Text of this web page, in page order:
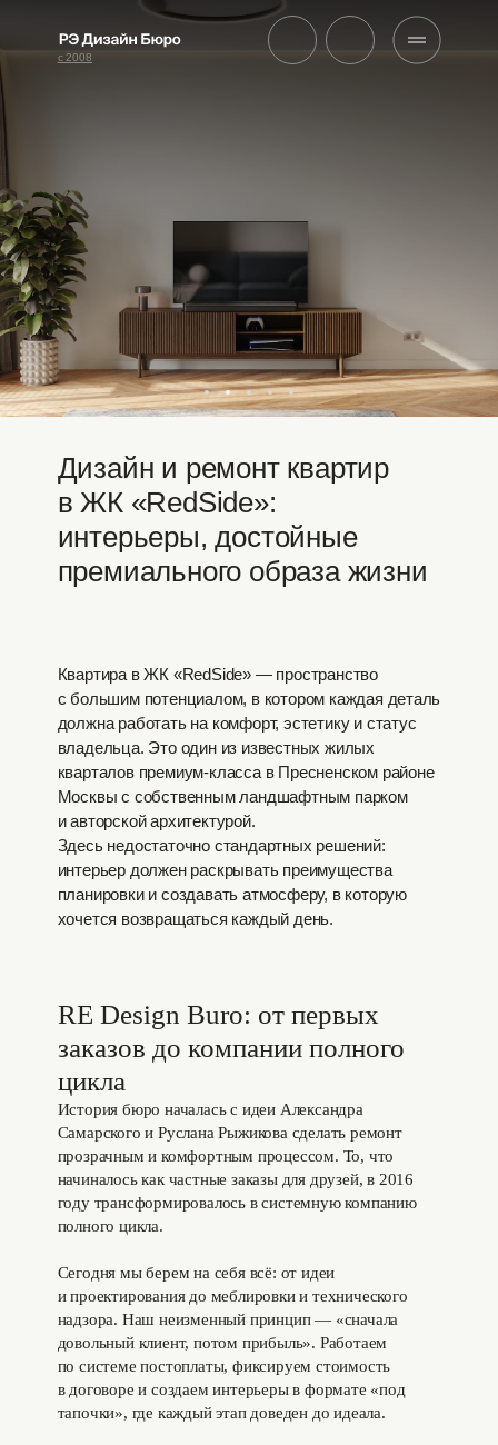
с 2008
Дизайн и ремонт квартир
в ЖК «RedSide»:
интерьеры, достойные
премиального образа жизни
Квартира в ЖК «RedSide» — пространство
с большим потенциалом, в котором каждая деталь
должна работать на комфорт, эстетику и статус
владельца. Это один из известных жилых
кварталов премиум-класса в Пресненском районе
Москвы с собственным ландшафтным парком
и авторской архитектурой.
Здесь недостаточно стандартных решений:
интерьер должен раскрывать преимущества
планировки и создавать атмосферу, в которую
хочется возвращаться каждый день.
RE Design Buro: от первых
заказов до компании полного
цикла
История бюро началась с идеи Александра
Самарского и Руслана Рыжикова сделать ремонт
прозрачным и комфортным процессом. То, что
начиналось как частные заказы для друзей, в 2016
году трансформировалось в системную компанию
полного цикла.
Сегодня мы берем на себя всё: от идеи
и проектирования до меблировки и технического
надзора. Наш неизменный принцип — «сначала
довольный клиент, потом прибыль». Работаем
по системе постоплаты, фиксируем стоимость
в договоре и создаем интерьеры в формате «под
тапочки», где каждый этап доведен до идеала.